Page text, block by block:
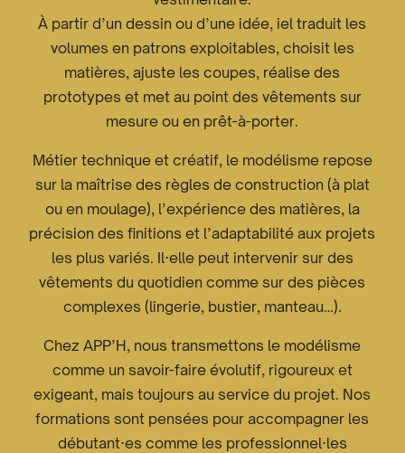
À partir d’un dessin ou d’une idée, iel traduit les
volumes en patrons exploitables, choisit les
matières, ajuste les coupes, réalise des
prototypes et met au point des vêtements sur
mesure ou en prêt-à-porter.
Métier technique et créatif, le modélisme repose
sur la maîtrise des règles de construction (à plat
ou en moulage), l’expérience des matières, la
précision des finitions et l’adaptabilité aux projets
les plus variés. Il·elle peut intervenir sur des
vêtements du quotidien comme sur des pièces
complexes (lingerie, bustier, manteau…).
Chez APP’H, nous transmettons le modélisme
comme un savoir-faire évolutif, rigoureux et
exigeant, mais toujours au service du projet. Nos
formations sont pensées pour accompagner les
débutant·es comme les professionnel·les